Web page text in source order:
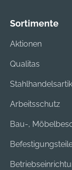
Sortimente
Aktionen
Qualitas
Arbeitsschutz
Bau-,